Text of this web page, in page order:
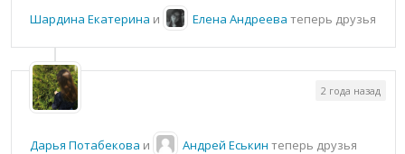
Шардина Екатерина и Елена Андреева теперь друзья
Дарья Потабекова и Андрей Еськин теперь друзья
2 года назад